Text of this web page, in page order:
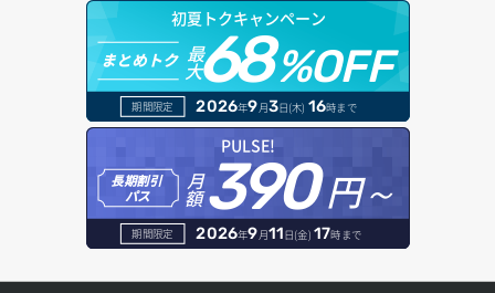
サーバー削除
サーバー操作（起動/停止/再起動/強制停止）
サーバー設定切替
サーバー詳細一覧取得
サーバー詳細取得
ポート詳細取得
ロードバランサー詳細取得
ロードバランサー追加
ドメイン情報登録
ドメイン詳細取得
レコード一覧取得
レコード作成
レコード更新
初夏トクキャンペーン
まとめトク 最
大68%OFF
期間限定 2026年9月3日(木) 16時まで
PULSE!
長期割引
パス
月
額390円～
期間限定 2026年9月11日(金) 17時まで